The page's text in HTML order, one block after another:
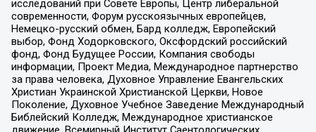
исследований при Совете Европы, Центр либеральной
современности, Форум русскоязычных европейцев,
Немецко-русский обмен, Бард колледж, Европейский
выбор, Фонд Ходорковского, Оксфордский российский
фонд, Фонд Будущее России, Компания свободы
информации, Проект Медиа, Международное партнерство
за права человека, Духовное Управление Евангельских
Христиан Украинской Христианской Церкви, Новое
Поколение, Духовное Учебное Заведение Международный
Библейский Колледж, Международное христианское